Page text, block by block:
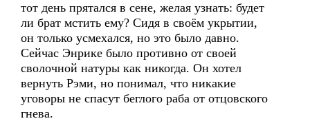
тот день прятался в сене, желая узнать: будет
ли брат мстить ему? Сидя в своём укрытии,
он только усмехался, но это было давно.
Сейчас Энрике было противно от своей
сволочной натуры как никогда. Он хотел
вернуть Рэми, но понимал, что никакие
уговоры не спасут беглого раба от отцовского
гнева.